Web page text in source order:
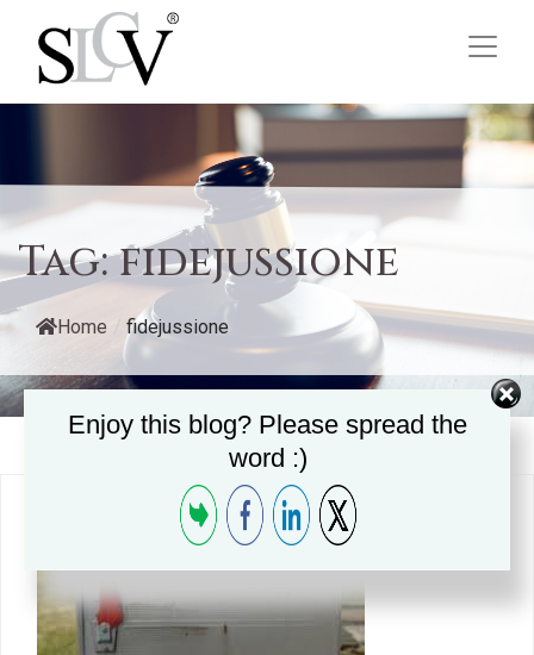
Tag:fidejussione
Home / fidejussione
Enjoy this blog? Please spread the
word :)